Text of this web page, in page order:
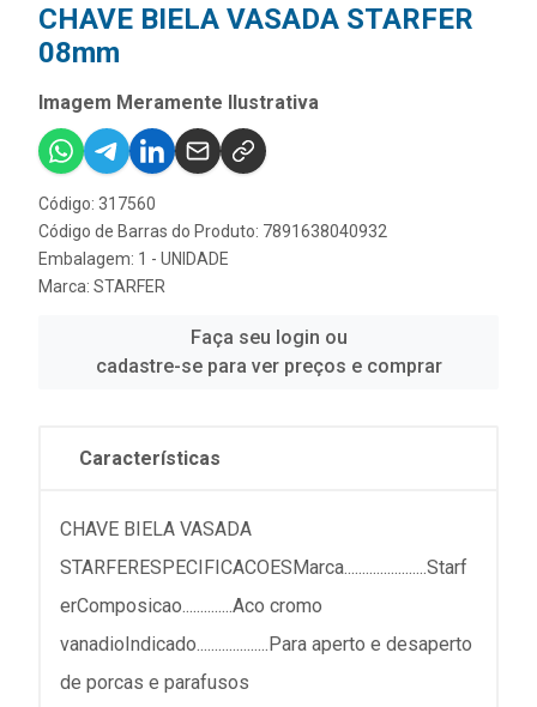
CHAVE BIELA VASADA STARFER
08mm
Imagem Meramente Ilustrativa
Código: 317560
Código de Barras do Produto: 7891638040932
Embalagem: 1 - UNIDADE
Marca: STARFER
Faça seu login ou
cadastre-se para ver preços e comprar
Características
CHAVE BIELA VASADA
STARFERESPECIFICACOESMarca.......................Starf
erComposicao..............Aco cromo
vanadioIndicado....................Para aperto e desaperto
de porcas e parafusos